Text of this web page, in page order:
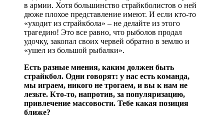
в армии. Хотя большинство страйкболистов о ней
дюже плохое представление имеют. И если кто-то
«уходит из страйкбола» – не делайте из этого
трагедию! Это все равно, что рыболов продал
удочку, закопал своих червей обратно в землю и
«ушел из большой рыбалки».
Есть разные мнения, каким должен быть
страйкбол. Одни говорят: у нас есть команда,
мы играем, никого не трогаем, и вы к нам не
лезьте. Кто-то, напротив, за популяризацию,
привлечение массовости. Тебе какая позиция
ближе?